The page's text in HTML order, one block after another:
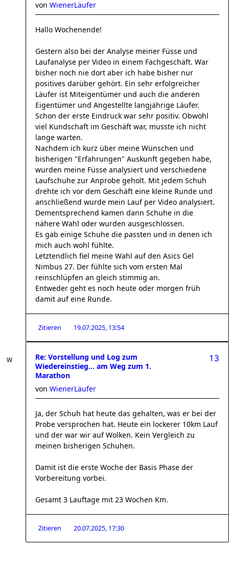
von WienerLäufer
Hallo Wochenende!
Gestern also bei der Analyse meiner Füsse und
Laufanalyse per Video in einem Fachgeschäft. War
bisher noch nie dort aber ich habe bisher nur
positives darüber gehört. Ein sehr erfolgreicher
Läufer ist Miteigentümer und auch die anderen
Eigentümer und Angestellte langjährige Läufer.
Schon der erste Eindruck war sehr positiv. Obwohl
viel Kundschaft im Geschäft war, musste ich nicht
lange warten.
Nachdem ich kurz über meine Wünschen und
bisherigen "Erfahrungen" Auskunft gegeben habe,
wurden meine Füsse analysiert und verschiedene
Laufschuhe zur Anprobe geholt. Mit jedem Schuh
drehte ich vor dem Geschäft eine kleine Runde und
anschließend wurde mein Lauf per Video analysiert.
Dementsprechend kamen dann Schuhe in die
nähere Wahl oder wurden ausgeschlossen.
Es gab einige Schuhe die passten und in denen ich
mich auch wohl fühlte.
Letztendlich fiel meine Wahl auf den Asics Gel
Nimbus 27. Der fühlte sich vom ersten Mal
reinschlüpfen an gleich stimmig an.
Entweder geht es noch heute oder morgen früh
damit auf eine Runde.
Zitieren 19.07.2025, 13:54
Re: Vorstellung und Log zum
Wiedereinstieg... am Weg zum 1.
Marathon
13
von WienerLäufer
Ja, der Schuh hat heute das gehalten, was er bei der
Probe versprochen hat. Heute ein lockerer 10km Lauf
und der war wir auf Wolken. Kein Vergleich zu
meinen bisherigen Schuhen.
Damit ist die erste Woche der Basis Phase der
Vorbereitung vorbei.
Gesamt 3 Lauftage mit 23 Wochen Km.
Zitieren 20.07.2025, 17:30